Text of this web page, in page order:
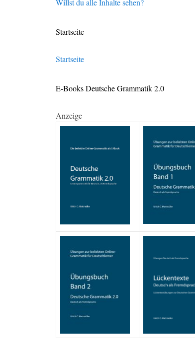
Willst du alle Inhalte sehen?
Startseite
Startseite
E-Books Deutsche Grammatik 2.0
Anzeige